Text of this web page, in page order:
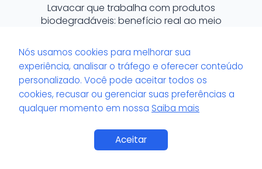
Lavacar que trabalha com produtos
biodegradáveis: benefício real ao meio
Nós usamos cookies para melhorar sua
experiência, analisar o tráfego e oferecer conteúdo
personalizado. Você pode aceitar todos os
cookies, recusar ou gerenciar suas preferências a
qualquer momento em nossa Saiba mais
AceitarSaiba Mais